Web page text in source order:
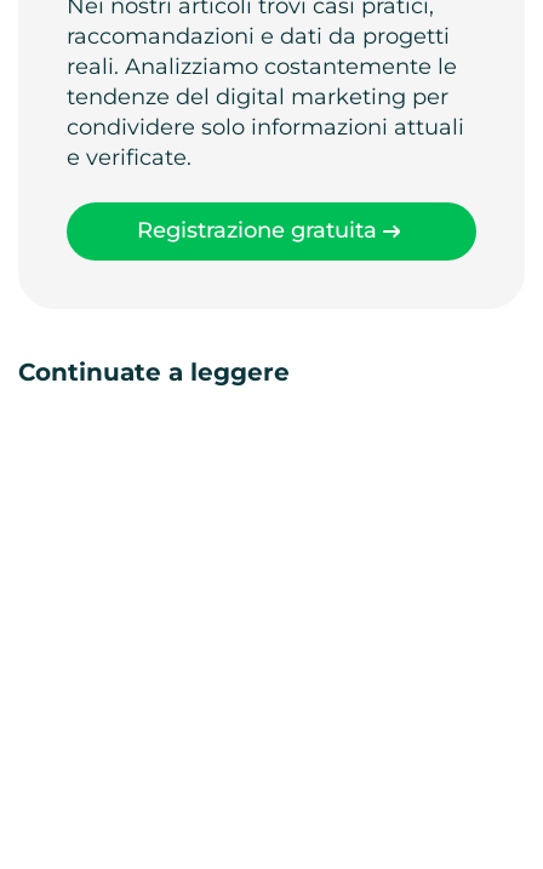
Nei nostri articoli trovi casi pratici,
raccomandazioni e dati da progetti
reali. Analizziamo costantemente le
tendenze del digital marketing per
condividere solo informazioni attuali
e verificate.
Registrazione gratuita
Continuate a leggere